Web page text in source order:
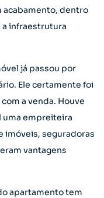
acabamento, dentro
a infraestrutura
já passou por
Ele certamente foi
a venda. Houve
uma empreiteira
imóveis, seguradoras
vantagens
apartamento tem